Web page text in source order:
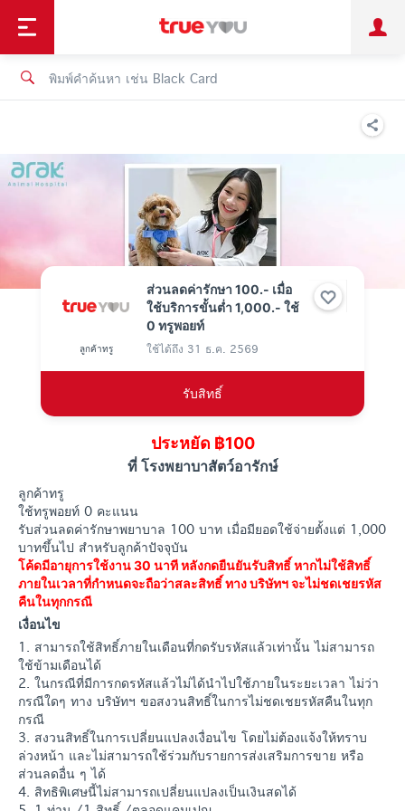
ลูกค้าบุคคล ลูกค้าองค์กร
ช้อป
เทรนด์เทคโนโลยี
ส่วนลดค่ารักษา 100.- เมื่อ
ใช้บริการขั้นต่ำ 1,000.- ใช้
0 ทรูพอยท์
ลูกค้าทรู ใช้ได้ถึง 31 ธ.ค. 2569
รับสิทธิ์
ประหยัด ฿100
ที่ โรงพยาบาสัตว์อารักษ์
ลูกค้าทรู
ใช้ทรูพอยท์ 0 คะแนน
รับส่วนลดค่ารักษาพยาบาล 100 บาท เมื่อมียอดใช้จ่ายตั้งแต่ 1,000
บาทขึ้นไป สำหรับลูกค้าปัจจุบัน
โค้ดมีอายุการใช้งาน 30 นาที หลังกดยืนยันรับสิทธิ์ หากไม่ใช้สิทธิ์
ภายในเวลาที่กำหนดจะถือว่าสละสิทธิ์ ทาง บริษัทฯ จะไม่ชดเชยรหัส
คืนในทุกกรณี
เงื่อนไข
1. สามารถใช้สิทธิ์ภายในเดือนที่กดรับรหัสแล้วเท่านั้น ไม่สามารถ
ใช้ข้ามเดือนได้
2. ในกรณีที่มีการกดรหัสแล้วไม่ได้นำไปใช้ภายในระยะเวลา ไม่ว่า
กรณีใดๆ ทาง บริษัทฯ ขอสงวนสิทธิ์ในการไม่ชดเชยรหัสคืนในทุก
กรณี
3. สงวนสิทธิ์ในการเปลี่ยนแปลงเงื่อนไข โดยไม่ต้องแจ้งให้ทราบ
ล่วงหน้า และไม่สามารถใช้ร่วมกับรายการส่งเสริมการขาย หรือ
ส่วนลดอื่น ๆ ได้
4. สิทธิพิเศษนี้ไม่สามารถเปลี่ยนแปลงเป็นเงินสดได้